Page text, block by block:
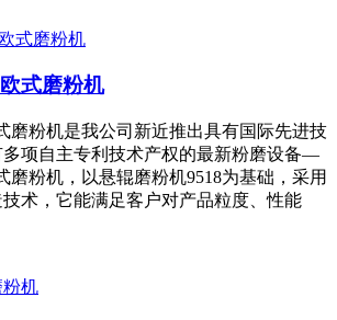
式磨粉机
磨粉机是我公司新近推出具有国际先进技
项自主专利技术产权的最新粉磨设备—
磨粉机，以悬辊磨粉机9518为基础，采用
术，它能满足客户对产品粒度、性能